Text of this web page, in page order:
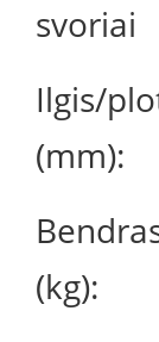
svoriai
Ilgis/
(mm):
(kg):